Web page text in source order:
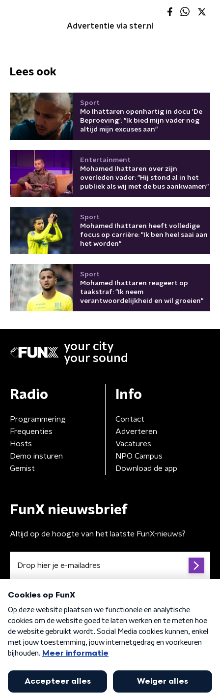
Advertentie via ster.nl
Lees ook
Sport
Mo Ihattaren openhartig in docu 'De
Beproeving': "Ik bied mijn vader nog
altijd mijn excuses aan"
Entertainment
Mohamed Ihattaren over zijn
overleden vader: "Hij stond al in het
publiek als wij met de bus aankwamen"
Sport
Mohamed Ihattaren heeft volledige
focus op carrière: "Ik ben heel saai aan
het worden"
Sport
Mohamed Ihattaren reageert op
taakstraf: "Ik neem
verantwoordelijkheid en wil groeien"
your city
your sound
Radio
Programmering
Frequenties
Hosts
Demo insturen
Gemist
Info
Contact
Adverteren
Vacatures
NPO Campus
Download de app
FunX nieuwsbrief
Altijd op de hoogte van het laatste FunX-nieuws?
Algemene voorwaarden Privacybeleid